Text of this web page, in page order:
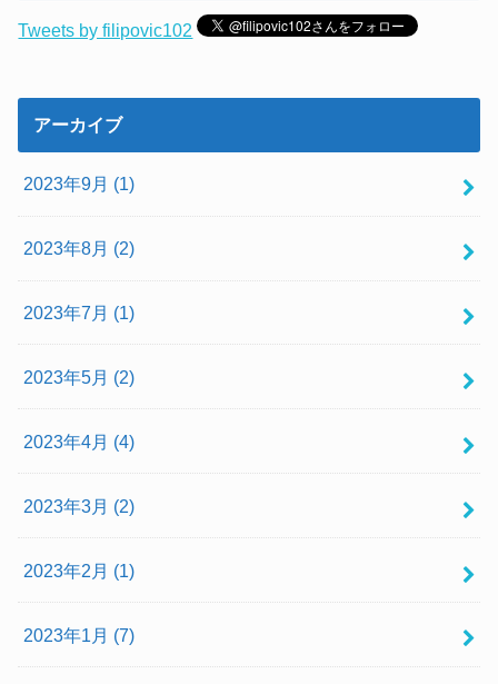
Tweets by filipovic102
アーカイブ
2023年9月 (1)
2023年8月 (2)
2023年7月 (1)
2023年5月 (2)
2023年4月 (4)
2023年3月 (2)
2023年2月 (1)
2023年1月 (7)